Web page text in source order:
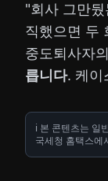
"회사 그만
직했으면 두
중도퇴사자
릅니다. 케이
ℹ️ 본 콘텐츠는 일
국세청 홈택스에